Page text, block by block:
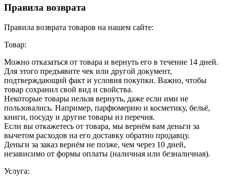
Правила возврата
Правила возврата товаров на нашем сайте:
Товар:
Можно отказаться от товара и вернуть его в течение 14 дней.
Для этого предъявите чек или другой документ,
подтверждающий факт и условия покупки. Важно, чтобы
товар сохранил свой вид и свойства.
Некоторые товары нельзя вернуть, даже если ими не
пользовались. Например, парфюмерию и косметику, бельё,
книги, посуду и другие товары из перечня.
Если вы откажетесь от товара, мы вернём вам деньги за
вычетом расходов на его доставку обратно продавцу.
Деньги за заказ вернём не позже, чем через 10 дней,
независимо от формы оплаты (наличная или безналичная).
Услуга: